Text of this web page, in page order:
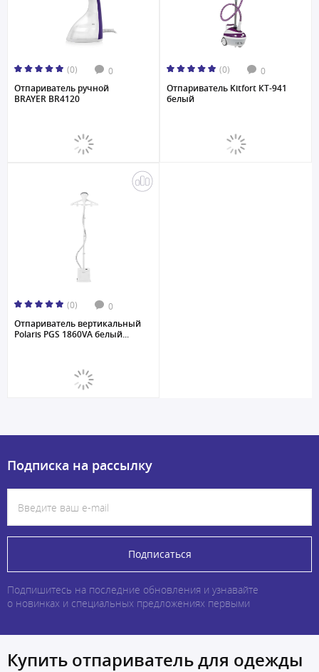
(0) 0
Отпариватель ручной
BRAYER BR4120
(0) 0
Отпариватель Kitfort КТ-941
белый
(0) 0
Отпариватель вертикальный
Polaris PGS 1860VA белый...
Подписка на рассылку
Подписаться
Подпишитесь на последние обновления и узнавайте
о новинках и специальных предложениях первыми
Купить отпариватель для одежды